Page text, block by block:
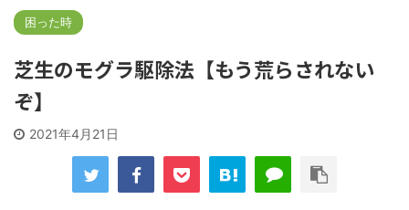
困った時
芝生のモグラ駆除法【もう荒らされない
ぞ】
2021年4月21日